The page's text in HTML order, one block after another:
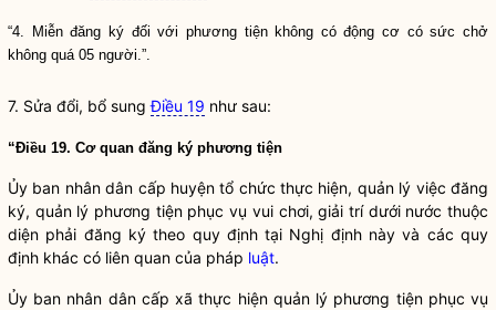
“4. Miễn đăng ký đối với phương tiện không có động cơ có sức chở
không quá 05 người.”.
7. Sửa đổi, bổ sungĐiều 19 như sau:
“Điều 19. Cơ quan đăng ký phương tiện
Ủy ban nhân dân cấp huyện tổ chức thực hiện, quản lý việc đăng
ký, quản lý phương tiện phục vụ vui chơi, giải trí dưới nước thuộc
diện phải đăng ký theo quy định tại Nghị định này và các quy
định khác có liên quan của pháp luật.
Ủy ban nhân dân cấp xã thực hiện quản lý phương tiện phục vụ